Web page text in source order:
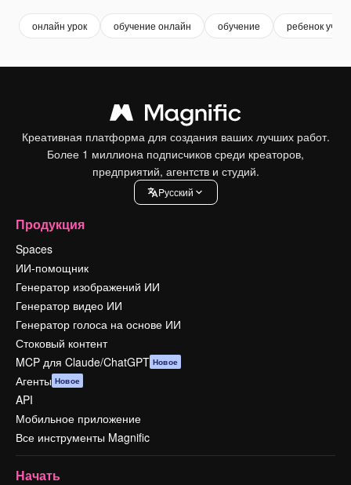
онлайн урок обучение онлайн обучение ребенок
Креативная платформа для создания ваших лучших работ.
Более 1 миллиона подписчиков среди креаторов,
предприятий, агентств и студий.
Pусский
Продукция
Spaces
ИИ-помощник
Генератор изображений ИИ
Генератор видео ИИ
Генератор голоса на основе ИИ
Стоковый контент
MCP для Claude/ChatGPT Новое
Агенты Новое
API
Мобильное приложение
Все инструменты Magnific
Начать